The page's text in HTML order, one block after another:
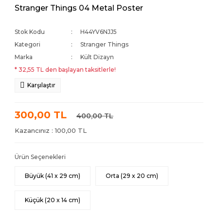
Stranger Things 04 Metal Poster
Stok Kodu
H44YV6NJJ5
Kategori
Stranger Things
Marka
Kült Dizayn
* 32,55 TL den başlayan taksitlerle!
Karşılaştır
300,00 TL 400,00 TL
Kazancınız : 100,00 TL
Ürün Seçenekleri
Büyük (41 x 29 cm) Orta (29 x 20 cm)
Küçük (20 x 14 cm)